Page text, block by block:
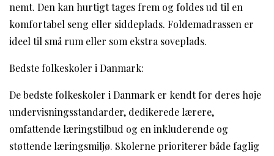
nemt. Den kan hurtigt tages frem og foldes ud til en
komfortabel seng eller siddeplads. Foldemadrassen er
ideel til små rum eller som ekstra soveplads.
Bedste folkeskoler i Danmark:
De bedste folkeskoler i Danmark er kendt for deres høje
undervisningsstandarder, dedikerede lærere,
omfattende læringstilbud og en inkluderende og
støttende læringsmiljø. Skolerne prioriterer både faglig